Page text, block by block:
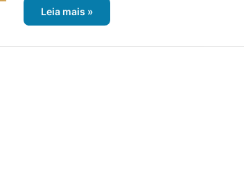
Leia mais »